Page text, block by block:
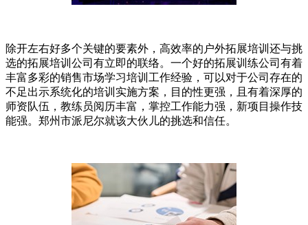
除开左右好多个关键的要素外，高效率的户外拓展培训还与挑
选的拓展培训公司有立即的联络。一个好的拓展训练公司有着
丰富多彩的销售市场学习培训工作经验，可以对于公司存在的
不足出示系统化的培训实施方案，目的性更强，且有着深厚的
师资队伍，教练员阅历丰富，掌控工作能力强，新项目操作技
能强。郑州市派尼尔就该大伙儿的挑选和信任。